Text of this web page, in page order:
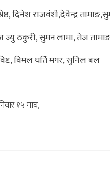
दिनेश राजवंशी,देवेन्द्र
ज्यु ठकुरी, सुमन लामा, तेज तामाङ
विमल घर्ति मगर, सुनिल बल
१५ माघ,